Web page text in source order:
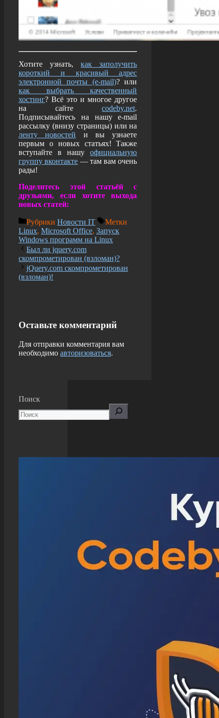
Хотите узнать,как заполучить
короткий и красивый адрес
электронной почты (e-mail)? или
как выбрать качественный
хостинг? Всё это и многое другое
на сайтеcodeby.net.
Подписывайтесь на нашу e-mail
рассылку (внизу страницы) или на
ленту новостей и вы узнаете
первым о новых статьях! Также
вступайте в нашуофициальную
группу вконтакте — там вам очень
рады!
Поделитесь этой статьёй с
друзьями, если хотите выхода
новых статей:
Рубрики Новости IT
Метки
Linux, Microsoft Office, Запуск
Windows программ на Linux
Был ли jquery.com
скомпрометирован (взломан)?
jQuery.com скомпрометирован
(взломан)!
Оставьте комментарий
Для отправки комментария вам
необходимо авторизоваться.
Поиск